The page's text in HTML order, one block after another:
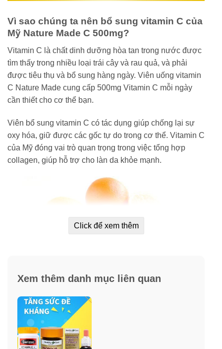
Vì sao chúng ta nên bổ sung vitamin C của
Mỹ Nature Made C 500mg?
Vitamin C là chất dinh dưỡng hòa tan trong nước được
tìm thấy trong nhiều loại trái cây và rau quả, và phải
được tiêu thụ và bổ sung hàng ngày. Viên uống vitamin
C Nature Made cung cấp 500mg Vitamin C mỗi ngày
cần thiết cho cơ thể bạn.
Viên bổ sung vitamin C có tác dụng giúp chống lại sự
oxy hóa, giữ được các gốc tự do trong cơ thể. Vitamin C
của Mỹ đóng vai trò quan trọng trong việc tổng hợp
collagen, giúp hỗ trợ cho làn da khỏe mạnh.
Thiếu vitamin C có nguy hiểm không?
Thiếu vitamin C, da bạn sẽ bị khô, dễ bị xuất huyết dưới
Click để xem thêm
Xem thêm danh mục liên quan